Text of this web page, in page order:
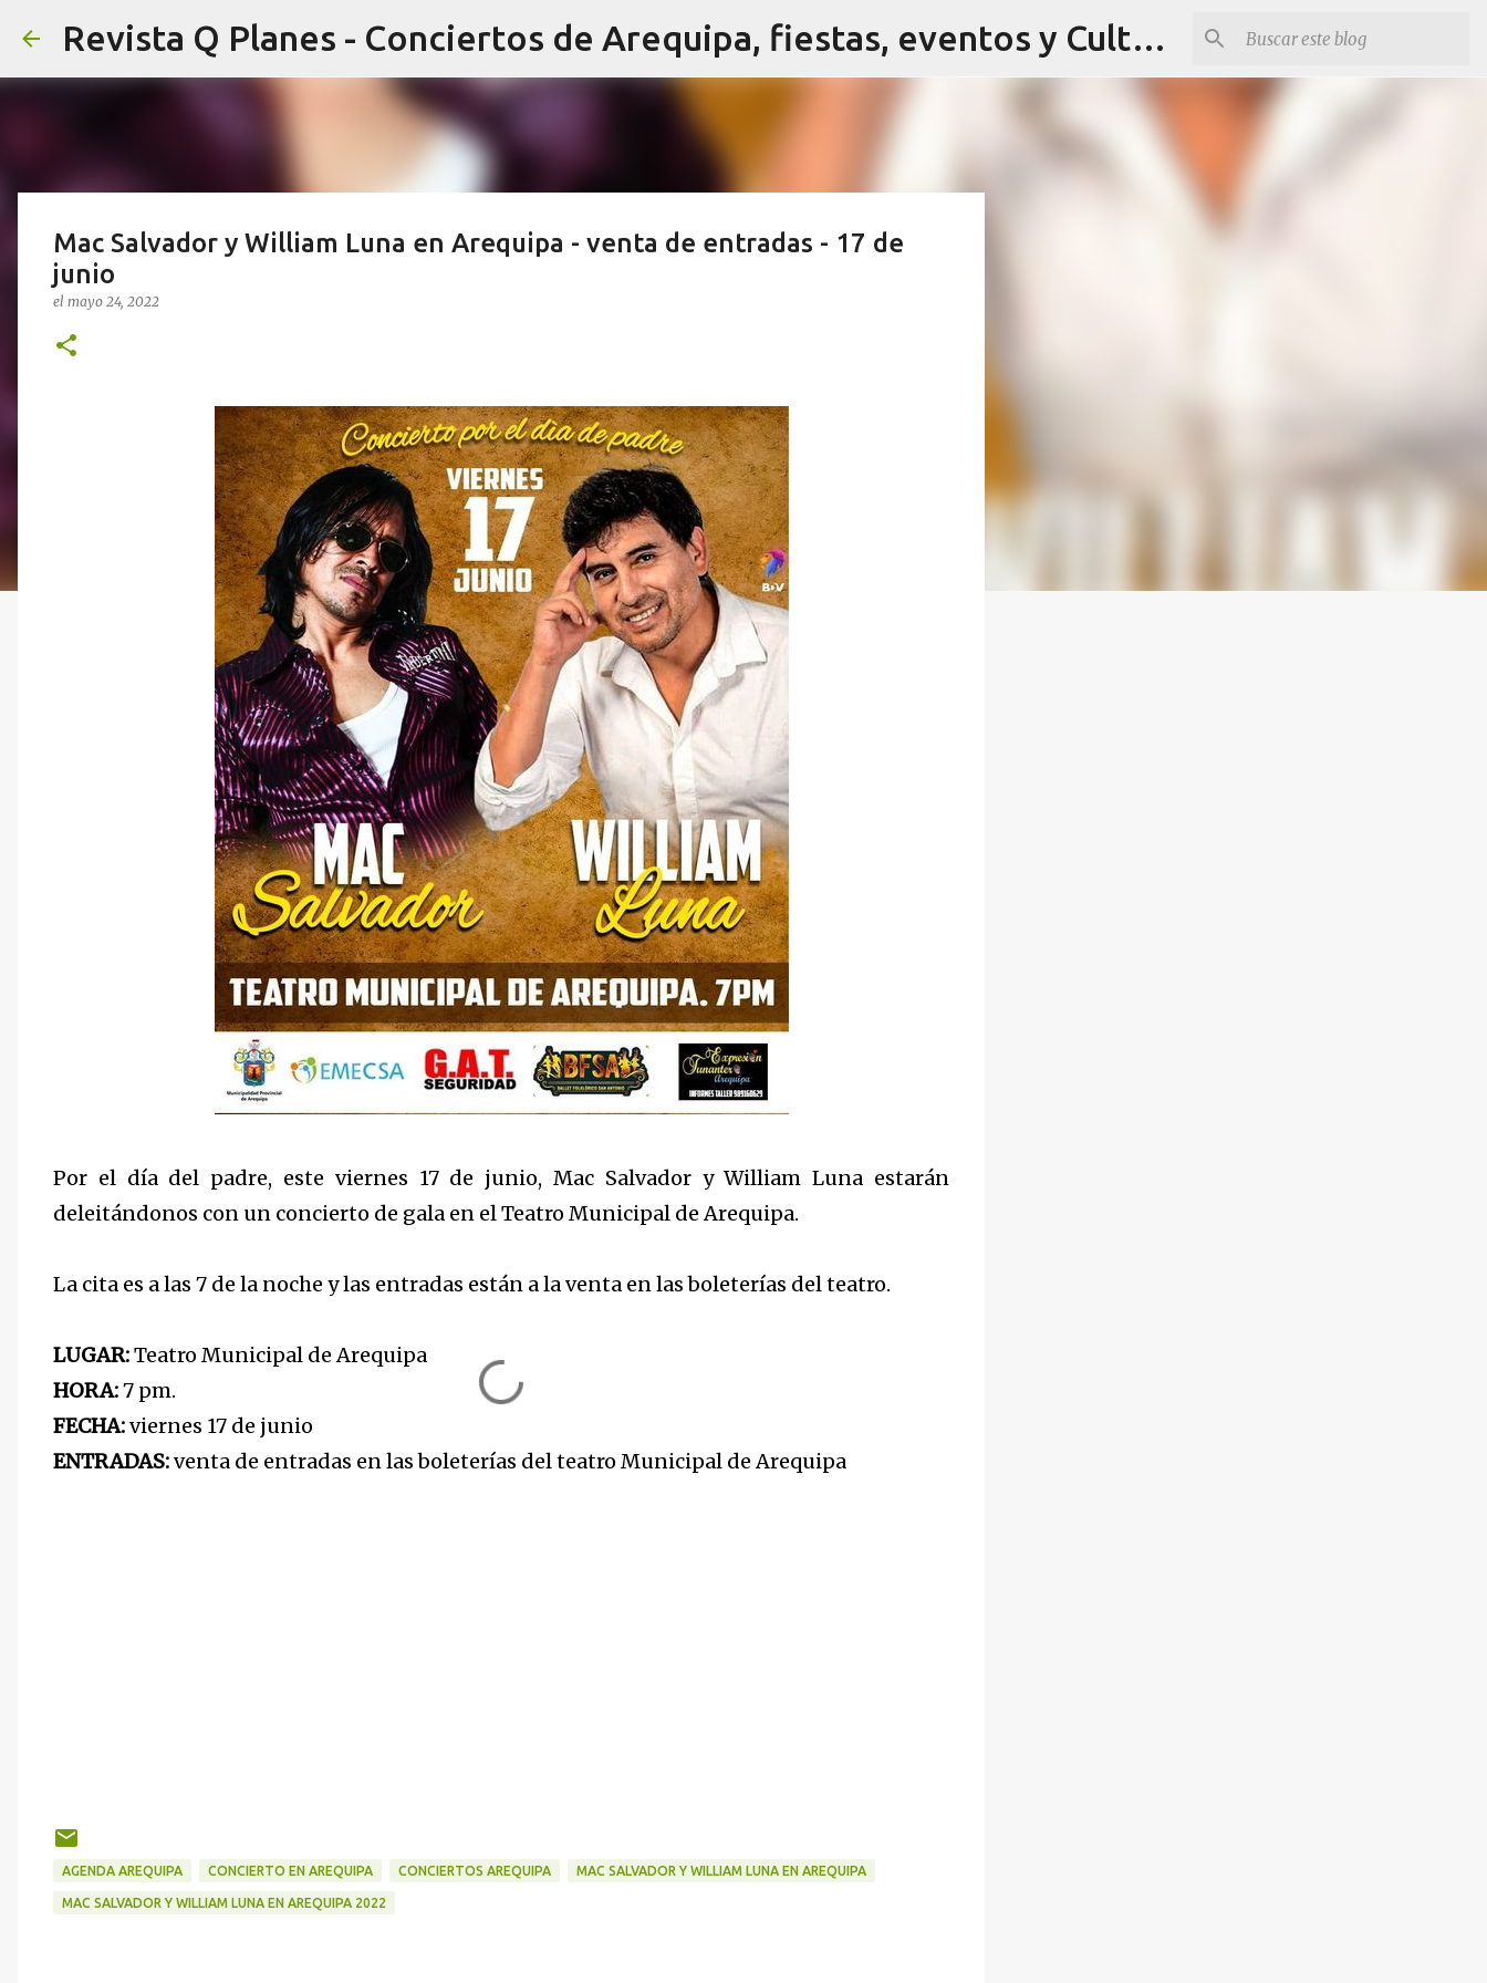
Ir al contenido principal Revista Q Planes - Conciertos de Arequipa, fiestas, eventos y Cultura
Mac Salvador y William Luna en Arequipa - venta de entradas - 17 de
junio
el mayo 24, 2022
Por el día del padre, este viernes 17 de junio, Mac Salvador y William Luna estarán
deleitándonos con un concierto de gala en el Teatro Municipal de Arequipa.
La cita es a las 7 de la noche y las entradas están a la venta en las boleterías del teatro.
LUGAR:Teatro Municipal de Arequipa
HORA:7 pm.
FECHA:viernes 17 de junio
ENTRADAS:venta de entradas en las boleterías del teatro Municipal de Arequipa
AGENDA AREQUIPA CONCIERTO EN AREQUIPA CONCIERTOS AREQUIPA MAC SALVADOR Y WILLIAM LUNA EN AREQUIPA
MAC SALVADOR Y WILLIAM LUNA EN AREQUIPA 2022